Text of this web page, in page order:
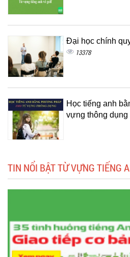
Đại học chính
13378
Học tiếng anh
vựng thông dụng
TIN NỔI BẬT TỪ VỰNG TIẾNG